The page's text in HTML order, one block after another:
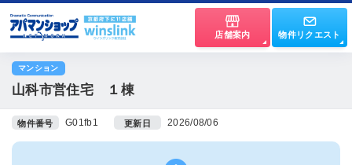
店舗案内 物件リクエスト
マンション
山科市営住宅 １棟
物件番号 G01fb1 更新日 2026/08/06